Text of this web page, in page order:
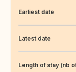
Earliest date
Latest date
Length of stay (nb